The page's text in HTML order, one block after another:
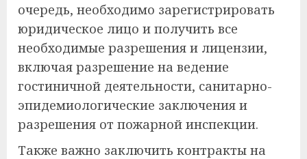
очередь, необходимо зарегистрировать
юридическое лицо и получить все
необходимые разрешения и лицензии,
включая разрешение на ведение
гостиничной деятельности, санитарно-
эпидемиологические заключения и
разрешения от пожарной инспекции.
Также важно заключить контракты на